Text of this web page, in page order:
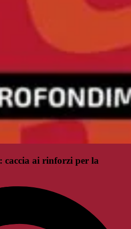
caccia ai rinforzi per la